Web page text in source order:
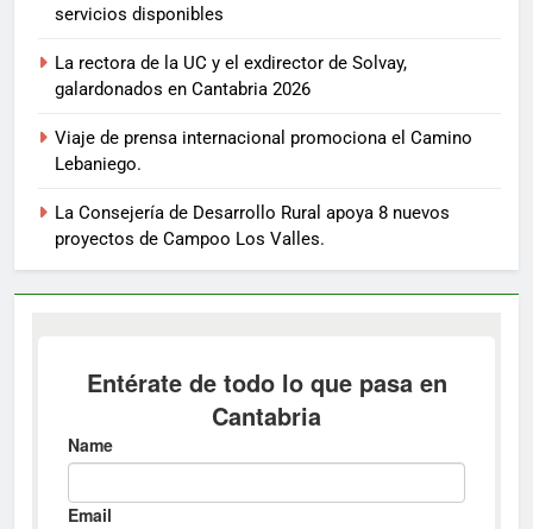
servicios disponibles
La rectora de la UC y el exdirector de Solvay,
galardonados en Cantabria 2026
Viaje de prensa internacional promociona el Camino
Lebaniego.
La Consejería de Desarrollo Rural apoya 8 nuevos
proyectos de Campoo Los Valles.